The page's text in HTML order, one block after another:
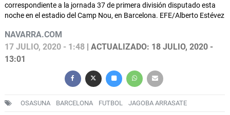
correspondiente a la jornada 37 de primera división disputado esta
noche en el estadio del Camp Nou, en Barcelona. EFE/Alberto Estévez
NAVARRA.COM
17 JULIO, 2020 - 1:48 | ACTUALIZADO: 18 JULIO, 2020 -
13:01
OSASUNA BARCELONA FUTBOL JAGOBA ARRASATE